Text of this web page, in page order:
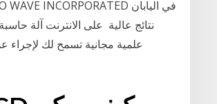
علمية مجانية تسمح لك لإجراء